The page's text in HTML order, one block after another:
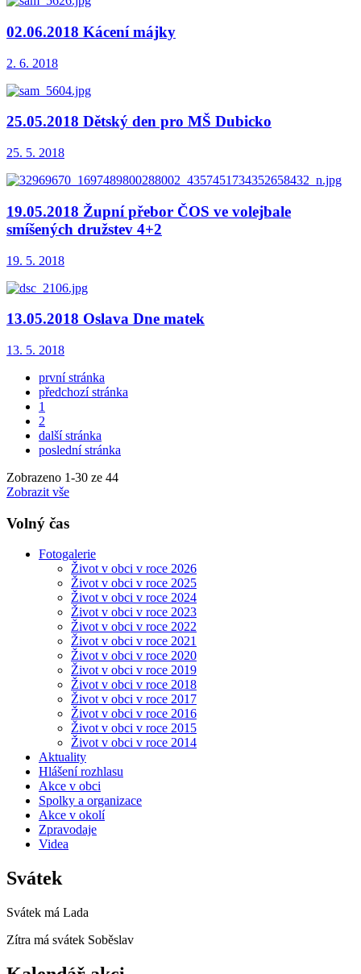
02.06.2018 Kácení májky
2. 6. 2018
25.05.2018 Dětský den pro MŠ Dubicko
25. 5. 2018
19.05.2018 Župní přebor ČOS ve volejbale
smíšených družstev 4+2
19. 5. 2018
13.05.2018 Oslava Dne matek
13. 5. 2018
první stránka
předchozí stránka
1
2
další stránka
poslední stránka
Zobrazeno 1-30 ze 44
Zobrazit vše
Volný čas
Fotogalerie
Život v obci v roce 2026
Život v obci v roce 2025
Život v obci v roce 2024
Život v obci v roce 2023
Život v obci v roce 2022
Život v obci v roce 2021
Život v obci v roce 2020
Život v obci v roce 2019
Život v obci v roce 2018
Život v obci v roce 2017
Život v obci v roce 2016
Život v obci v roce 2015
Život v obci v roce 2014
Aktuality
Hlášení rozhlasu
Akce v obci
Spolky a organizace
Akce v okolí
Zpravodaje
Videa
Svátek
Svátek má Lada
Zítra má svátek Soběslav